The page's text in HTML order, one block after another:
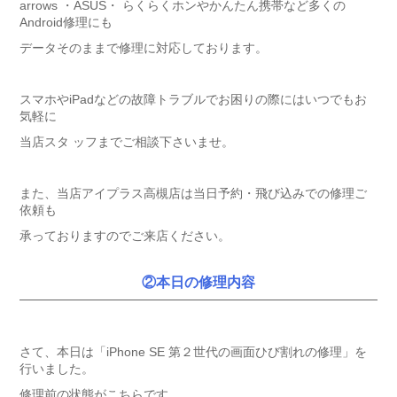
arrows ・ASUS・ らくらくホンやかんたん携帯など多くの
Android修理にも
データそのままで修理に対応しております。
スマホやiPadなどの故障トラブルでお困りの際にはいつでもお
気軽に
当店スタ ッフまでご相談下さいませ。
また、当店アイプラス高槻店は当日予約・飛び込みでの修理ご
依頼も
承っておりますのでご来店ください。
②本日の修理内容
さて、本日は「iPhone SE 第２世代の画面ひび割れの修理」を
行いました。